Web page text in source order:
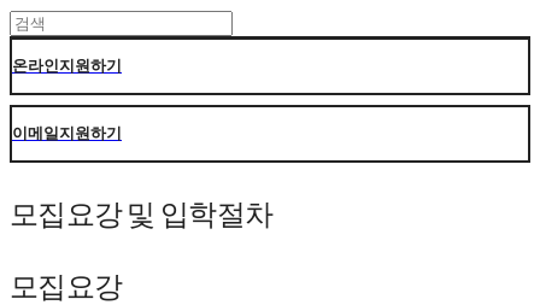
온라인지원하기
이메일지원하기
모집요강 및 입학절차
모집요강